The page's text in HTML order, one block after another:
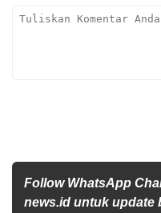
Follow WhatsApp
news.id untuk update